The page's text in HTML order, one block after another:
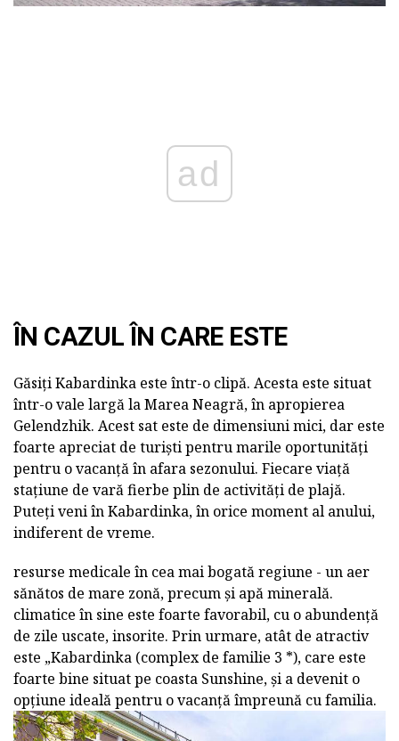
ad
ÎN CAZUL ÎN CARE ESTE
Găsiți Kabardinka este într-o clipă. Acesta este situat
într-o vale largă la Marea Neagră, în apropierea
Gelendzhik. Acest sat este de dimensiuni mici, dar este
foarte apreciat de turiști pentru marile oportunități
pentru o vacanță în afara sezonului. Fiecare viață
stațiune de vară fierbe plin de activități de plajă.
Puteți veni în Kabardinka, în orice moment al anului,
indiferent de vreme.
resurse medicale în cea mai bogată regiune - un aer
sănătos de mare zonă, precum și apă minerală.
climatice în sine este foarte favorabil, cu o abundență
de zile uscate, insorite. Prin urmare, atât de atractiv
este „Kabardinka (complex de familie 3 *), care este
foarte bine situat pe coasta Sunshine, și a devenit o
opțiune ideală pentru o vacanță împreună cu familia.